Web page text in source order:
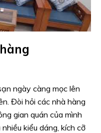
ngày càng mọc lên
Đòi hỏi các nhà hàng
gian quán của mình
kiểu dáng, kích cỡ